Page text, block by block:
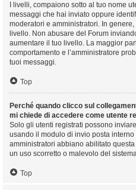
I livelli, compaiono sotto al tuo nome
messaggi che hai inviato oppure
moderatori e amministratori. In
livello. Non abusare del Forum
aumentare il tuo livello. La maggior
comportamento e l’amministratore
tuoi messaggi.
Top
Perché quando clicco sul
mi chiede di accedere come utente
Solo gli utenti registrati possono
usando il modulo di invio posta
amministratori abbiano abilitato
un uso scorretto o malevolo del
Top